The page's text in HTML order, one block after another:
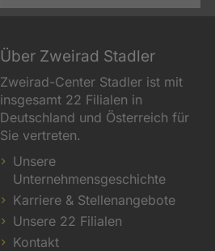
Über Zweirad Stadler
Zweirad-Center Stadler ist mit
insgesamt 22 Filialen in
Deutschland und Österreich für
Sie vertreten.
Unsere
Unternehmensgeschichte
Karriere & Stellenangebote
Unsere 22 Filialen
Kontakt